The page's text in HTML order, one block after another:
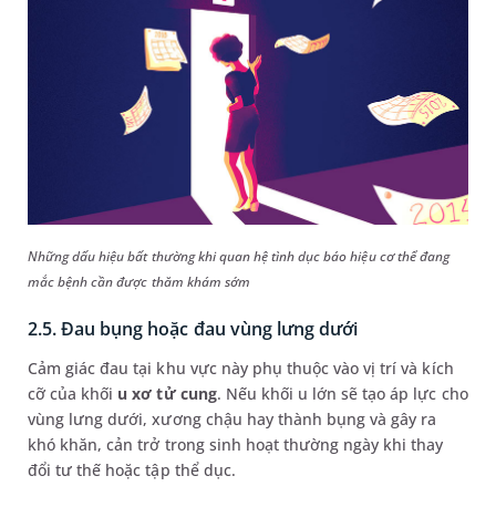
Những dấu hiệu bất thường khi quan hệ tình dục báo hiệu cơ thể đang
mắc bệnh cần được thăm khám sớm
2.5. Đau bụng hoặc đau vùng lưng dưới
Cảm giác đau tại khu vực này phụ thuộc vào vị trí và kích
cỡ của khối u xơ tử cung. Nếu khối u lớn sẽ tạo áp lực cho
vùng lưng dưới, xương chậu hay thành bụng và gây ra
khó khăn, cản trở trong sinh hoạt thường ngày khi thay
đổi tư thế hoặc tập thể dục.